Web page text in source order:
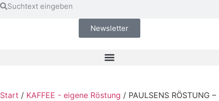
Newsletter
Start / KAFFEE - eigene Röstung / PAULSENS RÖSTUNG –